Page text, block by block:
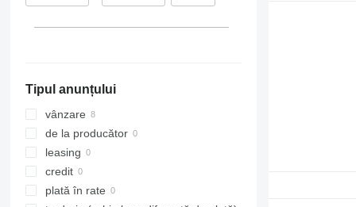
Sprinter
Tourismo
Travego
Unimog
Vario
Viano
Premium
Scenic
T-series
TRM
Trafic
Zoe
FMX
G-series
L-series
N-series
S-series
SD
Tipul anunțului
vânzare
de la producător
leasing
credit
plată în rate